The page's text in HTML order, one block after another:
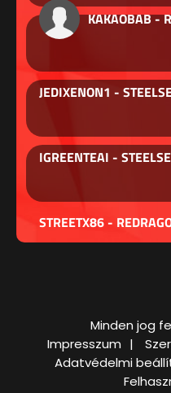
KAKAOBAB -
JEDIXENON1 -
IGREENTEAI -
STREETX86 -
Minden jog
Impresszum
Adatvédelmi